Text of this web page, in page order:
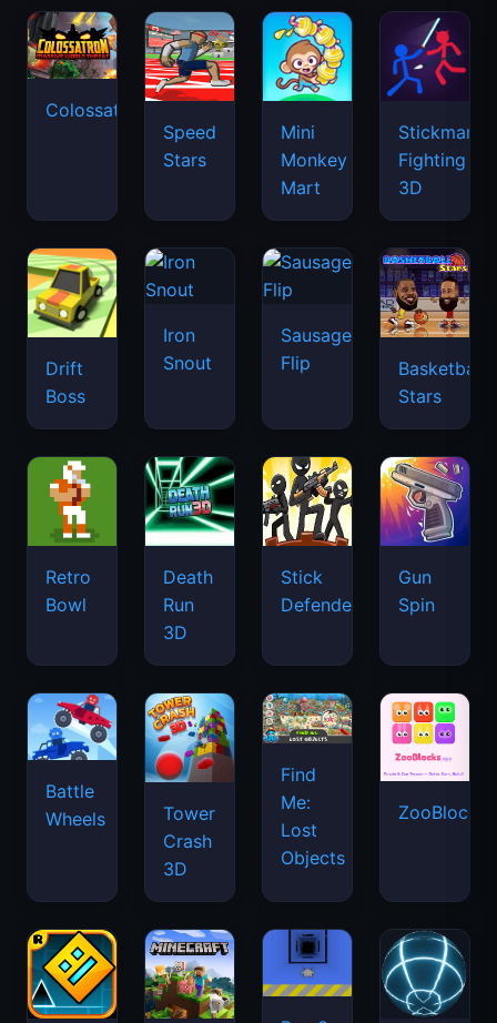
Colossatron
Speed
Stars
Mini
Monkey
Mart
Stickman
Fighting
3D
Drift
Boss
Iron
Snout
Sausage
Flip
Basketball
Stars
Retro
Bowl
Death
Run
3D
Stick
Defenders
Gun
Spin
Battle
Wheels
Tower
Crash
3D
Find
Me:
Lost
Objects
ZooBlocks